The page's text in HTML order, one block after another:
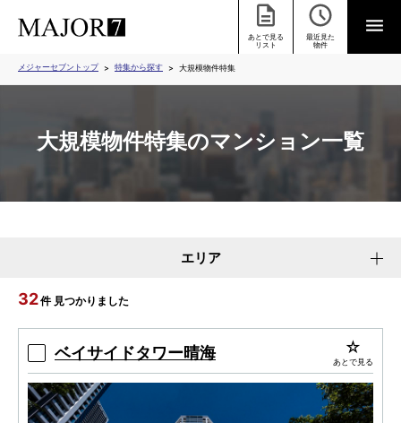
あとで見る
リスト
最近見た
物件
メジャーセブントップ 特集から探す 大規模物件特集
大規模物件特集のマンション一覧
エリア
32件 見つかりました
ベイサイドタワー晴海 あとで見る